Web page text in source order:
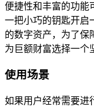
便捷性和丰富的功能
一把小巧的钥匙开启
的数字资产，为了保
为巨额财富选择一个
使用场景
如果用户经常需要进